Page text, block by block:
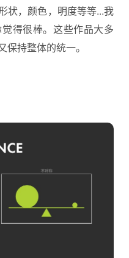
状，颜色，明度等等...我
得很棒。这些作品大多
持整体的统一。